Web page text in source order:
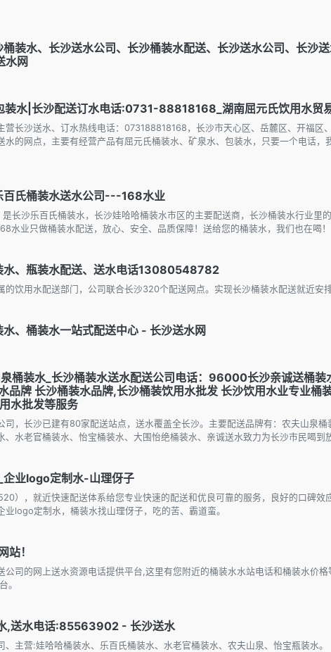
装水、长沙送水公司、长沙桶装水配送、长沙送水公司、长沙
网
装水|长沙配送订水电话:0731-88818168_湖南屈元氏饮用水贸
营长沙送水、订水热线电话：073188818168，长沙市天心区、岳麓区、开福区
水的网点，主要有经营产品有屈元氏桶装水、矿泉水、包装水，只要一个电话，
百氏桶装水送水公司---168水业
长沙乐百氏桶装水，长沙娃哈哈桶装水市区的主要配送商，长沙桶装水行业里
水业只做桶装水配送，放心、安全、品质保障！送给您的桶装水，我们也在喝！
水、瓶装水配送、送水电话13080548782
的饮用水配送部门，公司联合长沙320个配送网点。实现长沙桶装水配送就近安
、桶装水一站式配送中心 - 长沙送水网
桶装水_长沙桶装水送水配送公司电话：96000长沙亲诚送桶装
品牌 长沙桶装水品牌,长沙桶装饮用水批发 长沙饮用水业专业桶
水批发等服务
司，长沙已建有80家配送站点，送水覆盖全长沙。主要配送品牌有：农夫山泉桶
、水老官桶装水、怡宝桶装水、大围怡绝桶装水、亲诚送水致力为长沙市民喝到
企业logo定制水-山理伢子
），就近快速配送体系给您专业快速的配送和优良可靠的服务，良好的口碑效
logo定制水，桶装水找山理伢子，吃的苦、霸道蛮。
站！
公司的网上送水资源电话提供平台,这里有您附近的桶装水水站电话和桶装水价
。
,送水电话:85563902 - 长沙送水
主营:娃哈哈桶装水、乐百氏桶装水、水老官桶装水、农夫山泉、怡宝瓶装水。